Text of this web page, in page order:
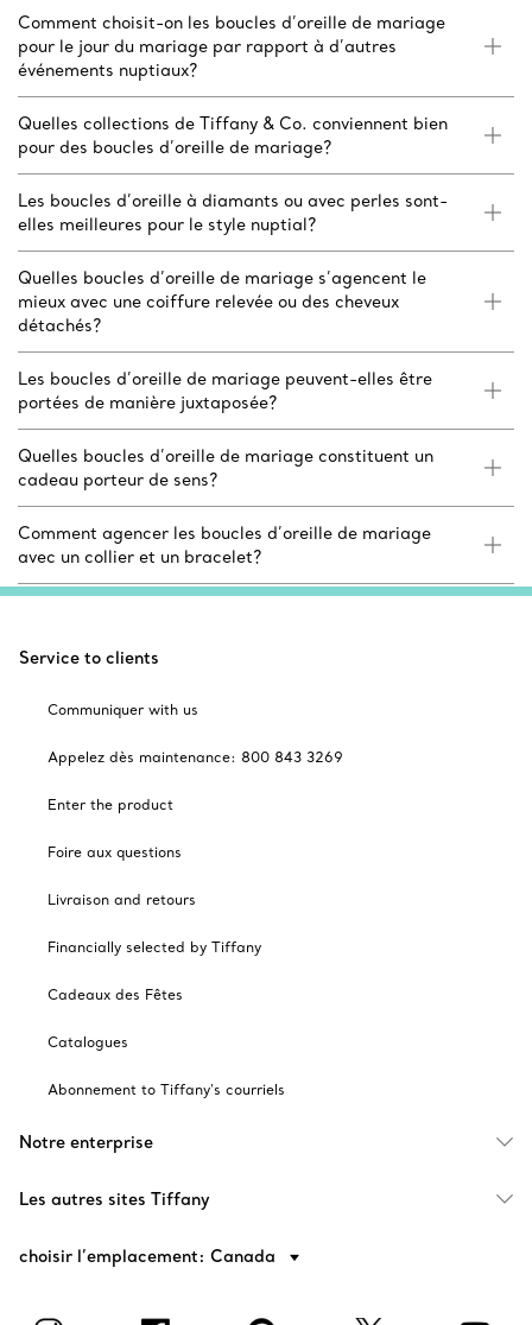
Comment choisit-on les boucles d’oreille de mariage
pour le jour du mariage par rapport à d’autres
événements nuptiaux?
Quelles collections de Tiffany & Co. conviennent bien
pour des boucles d’oreille de mariage?
Les boucles d’oreille à diamants ou avec perles sont-
elles meilleures pour le style nuptial?
Quelles boucles d’oreille de mariage s’agencent le
mieux avec une coiffure relevée ou des cheveux
détachés?
Les boucles d’oreille de mariage peuvent-elles être
portées de manière juxtaposée?
Quelles boucles d’oreille de mariage constituent un
cadeau porteur de sens?
Comment agencer les boucles d’oreille de mariage
avec un collier et un bracelet?
Service to clients
Communiquer with us
Appelez dès maintenance: 800 843 3269
Enter the product
Foire aux questions
Livraison and retours
Financially selected by Tiffany
Cadeaux des Fêtes
Catalogues
Abonnement to Tiffany's courriels
Notre enterprise
Les autres sites Tiffany
choisir l’emplacement: Canada